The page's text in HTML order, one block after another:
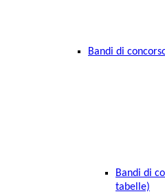
Bandi di
Bandi di
tabelle)